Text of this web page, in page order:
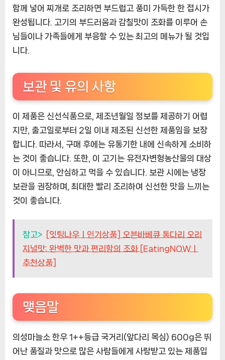
함께 넣어 찌개로 조리하면 부드럽고 풍미 가득한 한 접시가
완성됩니다. 고기의 부드러움과 감칠맛이 조화를 이루어 손
님들이나 가족들에게 부응할 수 있는 최고의 메뉴가 될 것입
니다.
보관 및 유의 사항
이 제품은 신선식품으로, 제조년월일 정보를 제공하기 어렵
지만, 출고일로부터 2일 이내 제조된 신선한 제품임을 보장
합니다. 따라서, 구매 후에는 유통기한 내에 신속하게 소비하
는 것이 좋습니다. 또한, 이 고기는 유전자변형농산물의 대상
이 아니므로, 안심하고 먹을 수 있습니다. 보관 시에는 냉장
보관을 권장하며, 최대한 빨리 조리하여 신선한 맛을 느끼는
것이 좋습니다.
참고>
[잇팅나우ㅣ인기상품] 오븐바베큐 통다리 오리
지널맛: 완벽한 맛과 편리함의 조화 [EatingNOWㅣ
추천상품]
맺음말
의성마늘소 한우 1++등급 국거리(앞다리 목심) 600g은 뛰
어난 품질과 맛으로 많은 사람들에게 사랑받고 있는 제품입